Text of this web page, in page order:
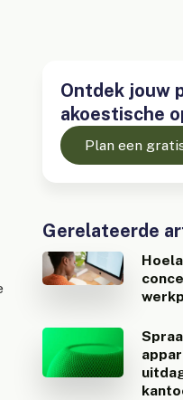
Ontdek jouw
akoestische
Plan een
Gerelateerde